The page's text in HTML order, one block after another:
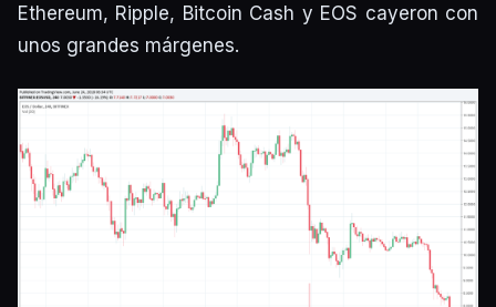
Ethereum, Ripple, Bitcoin Cash y EOS cayeron con
unos grandes márgenes.